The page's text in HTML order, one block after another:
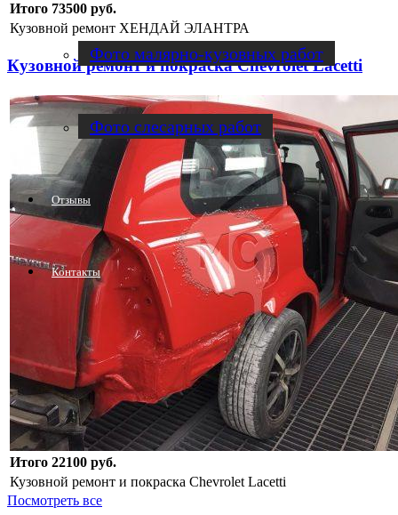
Фото малярно-кузовных работ
Фото слесарных работ
Отзывы
Контакты
Итого 73500 руб.
Кузовной ремонт ХЕНДАЙ ЭЛАНТРА
Кузовной ремонт и покраска Chevrolet Lacetti
Итого 22100 руб.
Кузовной ремонт и покраска Chevrolet Lacetti
Посмотреть все